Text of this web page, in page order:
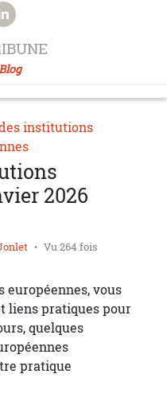
institutions
2026
Vu 264 fois
européennes, vous
liens pratiques pour
quelques
pratique